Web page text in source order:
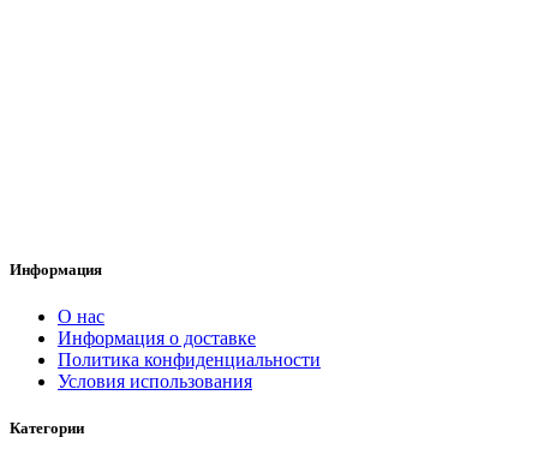
Информация
O нас
Информация о доставке
Политика конфиденциальности
Условия использования
Категории